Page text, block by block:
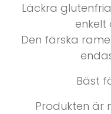
Läckra
enkelt
Den färska
Bäst
Produkten är